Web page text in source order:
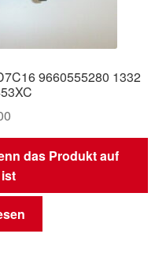
9660555280 1332
das Produkt auf